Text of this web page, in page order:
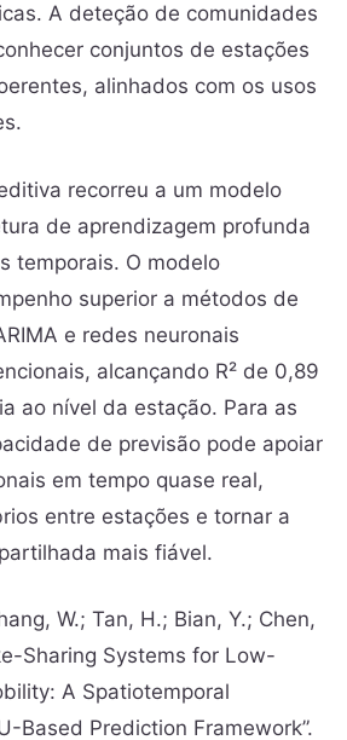
A deteção de comunidades
conjuntos de estações
alinhados com os usos
recorreu a um modelo
de aprendizagem profunda
temporais. O modelo
superior a métodos de
e redes neuronais
alcançando R² de 0,89
ao nível da estação. Para as
de previsão pode apoiar
em tempo quase real,
entre estações e tornar a
partilhada mais fiável.
W.; Tan, H.; Bian, Y.; Chen,
Sharing Systems for Low-
A Spatiotemporal
Based Prediction Framework”.